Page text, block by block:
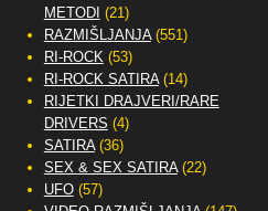
METODI (21)
RAZMIŠLJANJA(551)
RI-ROCK(53)
RI-ROCK SATIRA(14)
RIJETKI DRAJVERI/RARE
DRIVERS (4)
SATIRA(36)
SEX & SEX SATIRA(22)
UFO(57)